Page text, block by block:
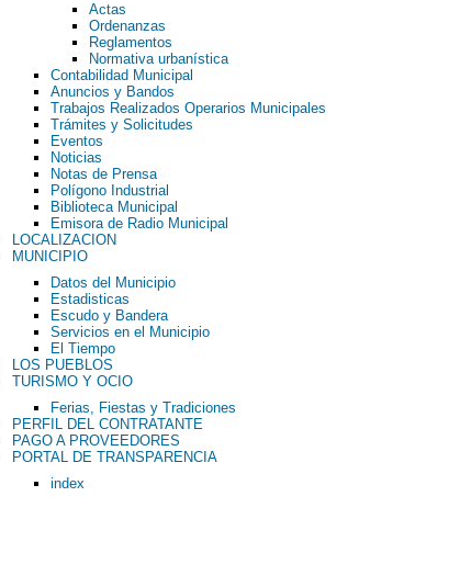
Actas
Ordenanzas
Reglamentos
Normativa urbanística
Contabilidad Municipal
Anuncios y Bandos
Trabajos Realizados Operarios Municipales
Trámites y Solicitudes
Eventos
Noticias
Notas de Prensa
Polígono Industrial
Biblioteca Municipal
Emisora de Radio Municipal
LOCALIZACION
MUNICIPIO
Datos del Municipio
Estadisticas
Escudo y Bandera
Servicios en el Municipio
El Tiempo
LOS PUEBLOS
TURISMO Y OCIO
Ferias, Fiestas y Tradiciones
PERFIL DEL CONTRATANTE
PAGO A PROVEEDORES
PORTAL DE TRANSPARENCIA
index